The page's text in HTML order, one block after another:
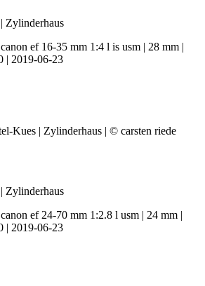
Zylinderhaus
ef 16-35 mm 1:4 l is usm | 28 mm |
| 2019-06-23
Zylinderhaus
ef 24-70 mm 1:2.8 l usm | 24 mm |
| 2019-06-23